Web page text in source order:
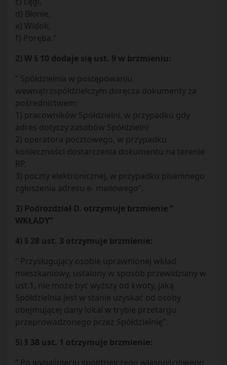
d) Błonie,
e) Widok,
f) Poręba.”
2) W § 10 dodaje się ust. 9 w brzmieniu:
” Spółdzielnia w postępowaniu
wewnątrzspółdzielczym doręcza dokumenty za
pośrednictwem:
1) pracowników Spółdzielni, w przypadku gdy
adres dotyczy zasobów Spółdzielni
2) operatora pocztowego, w przypadku
konieczności dostarczenia dokumentu na terenie
RP,
3) poczty elektronicznej, w przypadku pisemnego
zgłoszenia adresu e- mailowego”.
3) Podrozdział D. otrzymuje brzmienie ”
WKŁADY”
4) § 28 ust. 3 otrzymuje brzmienie:
” Przysługujący osobie uprawnionej wkład
mieszkaniowy, ustalony w sposób przewidziany w
ust.1, nie może być wyższy od kwoty, jaką
Spółdzielnia jest w stanie uzyskać od osoby
obejmującej dany lokal w trybie przetargu
przeprowadzonego przez Spółdzielnię”.
5) § 38 ust. 1 otrzymuje brzmienie:
” Po wygaśnięciu spółdzielczego własnościowego